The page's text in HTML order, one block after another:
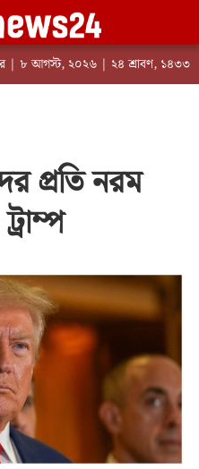
| ৮ আগস্ট, ২০২৬ | ২৪ শ্রাবণ, ১৪৩৩
প্রতি নরম